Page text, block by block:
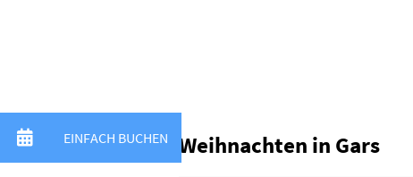
Weihnachten in Gars